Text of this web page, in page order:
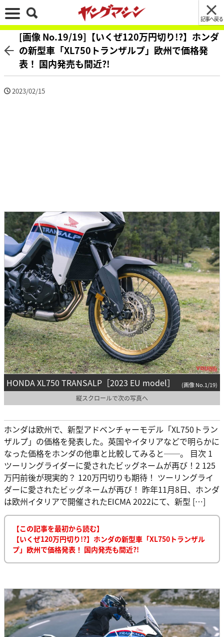
記事へ戻る
[画像 No.19/19]【いくぜ120万円切り!?】ホンダ
の新型車「XL750トランザルプ」欧州で価格発
表！ 国内発売も間近?!
2023/02/15
HONDA XL750 TRANSALP［2023 EU model］ (画像 No.1/19)
縦スクロールで次の写真へ
ホンダは欧州で、新型アドベンチャーモデル「XL750トラン
ザルプ」の価格を発表した。英国やイタリアなどで明らかに
なった価格をホンダの他車と比較してみると──。 目次 1
ツーリングライダーに愛されたビッグネームが再び！2 125
万円前後が現実的？ 120万円切りも期待！ ツーリングライ
ダーに愛されたビッグネームが再び！ 昨年11月8日、ホンダ
は欧州イタリアで開催されたEICMA 2022にて、新型 […]
【この記事を最初から読む】
【いくぜ120万円切り!?】ホンダの新型車「XL750トランザル
プ」欧州で価格発表！ 国内発売も間近?!